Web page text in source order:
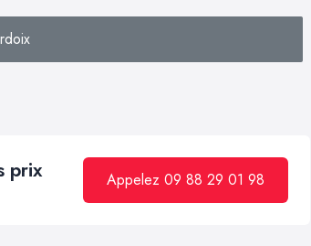
prix Appelez 09 88 29 01 98